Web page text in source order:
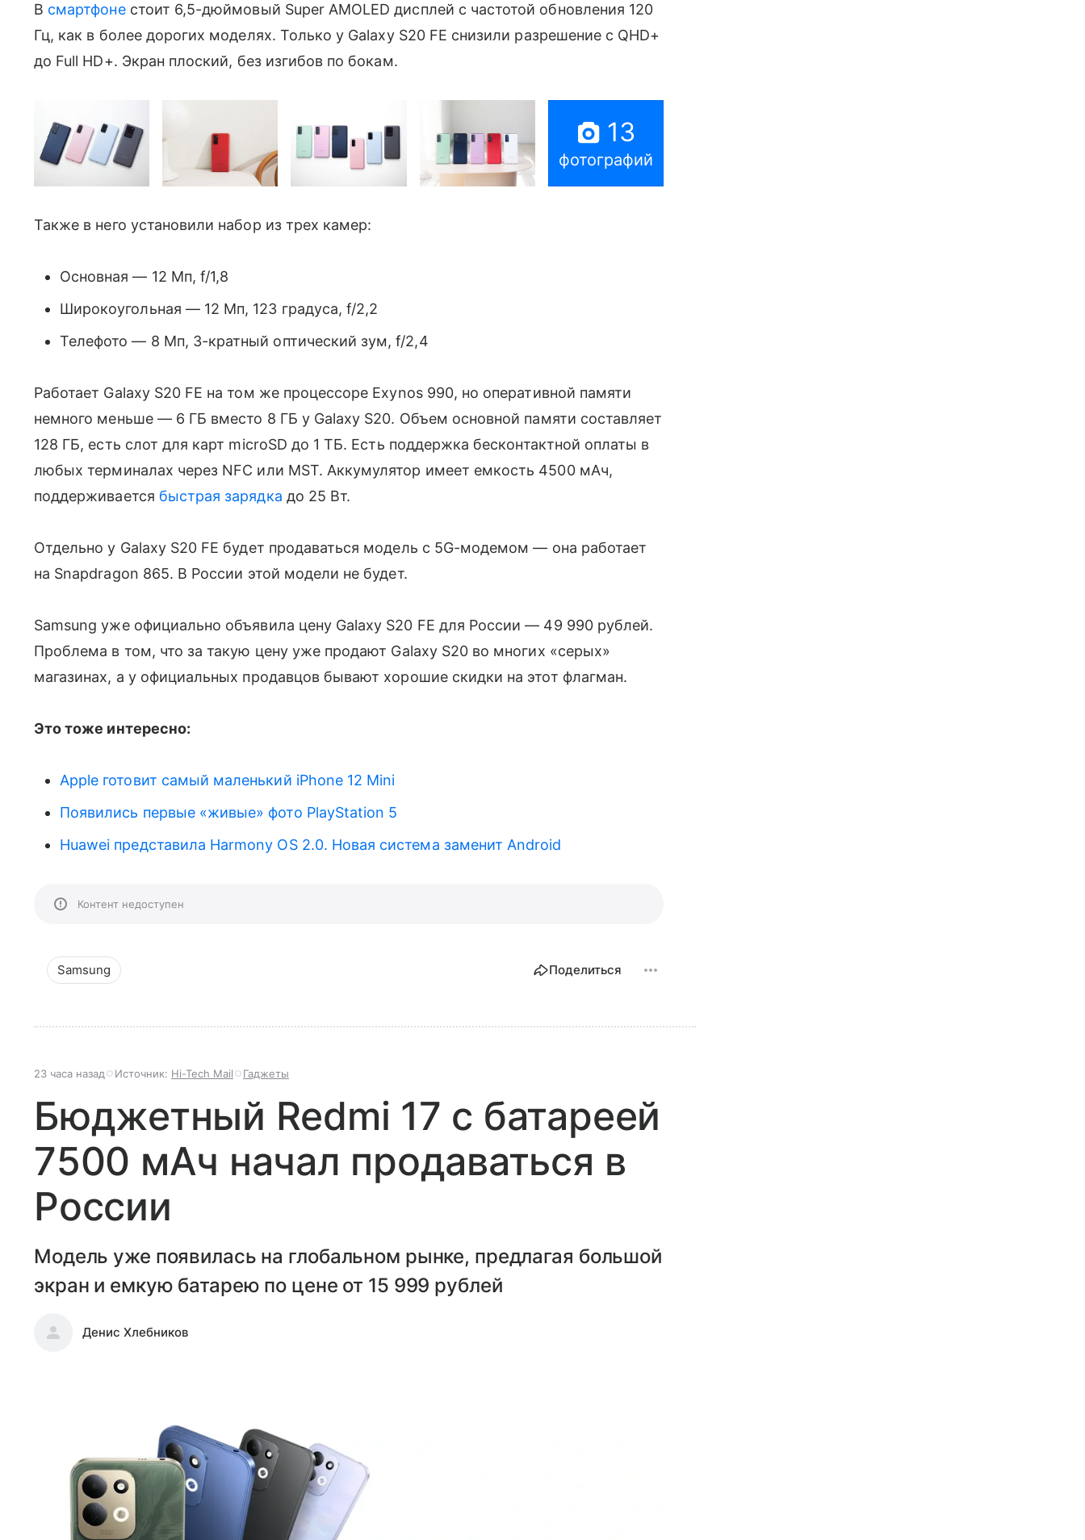
В смартфонестоит 6,5-дюймовый Super AMOLED дисплей с частотой обновления 120
Гц, как в более дорогих моделях. Только у Galaxy S20 FE снизили разрешение с QHD+
до Full HD+. Экран плоский, без изгибов по бокам.
13
фотографий
Также в него установили набор из трех камер:
Основная — 12 Мп, f/1,8
Широкоугольная — 12 Мп, 123 градуса, f/2,2
Телефото — 8 Мп, 3-кратный оптический зум, f/2,4
Работает Galaxy S20 FE на том же процессоре Exynos 990, но оперативной памяти
немного меньше — 6 ГБ вместо 8 ГБ у Galaxy S20. Объем основной памяти составляет
128 ГБ, есть слот для карт microSD до 1 ТБ. Есть поддержка бесконтактной оплаты в
любых терминалах через NFC или MST. Аккумулятор имеет емкость 4500 мАч,
поддерживается быстрая зарядка до 25 Вт.
Отдельно у Galaxy S20 FE будет продаваться модель с 5G-модемом — она работает
на Snapdragon 865. В России этой модели не будет.
Samsung уже официально объявила цену Galaxy S20 FE для России — 49 990 рублей.
Проблема в том, что за такую цену уже продают Galaxy S20 во многих «серых»
магазинах, а у официальных продавцов бывают хорошие скидки на этот флагман.
Это тоже интересно:
Apple готовит самый маленький iPhone 12 Mini
Появились первые «живые» фото PlayStation 5
Huawei представила Harmony OS 2.0. Новая система заменит Android
Контент недоступен
Samsung Поделиться
23 часа назад Источник: Hi-Tech Mail Гаджеты
Бюджетный Redmi 17 с батареей
7500 мАч начал продаваться в
России
Модель уже появилась на глобальном рынке, предлагая большой
экран и емкую батарею по цене от 15 999 рублей
Денис Хлебников